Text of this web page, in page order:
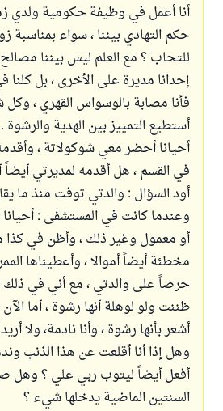
أنا أعمل في وظيفة حكومية ولدي
حكم التهادي بيننا ، سواء بمناسبة
للتحاب ؟ مع العلم ليس بيننا
إحدانا مديرة على الأخرى ، بل
فأنا مصابة بالوسواس القهري ،
أستطيع التمييز بين الهدية والرشوة
أحيانا أحضر معي شوكولاتة ،
في القسم ، هل أقدمه لمديرتي أيضاً
أود السؤال : والدتي توفت منذ ما
وعندما كانت في المستشفى :
أو معمول وغير ذلك ، وأظن في كذا
مخطئة أيضاً أموالا ، وأعطيناها
حرصاً على والدتي ، مع أني في ذلك
ظننت ولو لوهلة أنها رشوة ، أما
أشعر بأنها رشوة ، وأنا نادمة، ولا
وهل إذا أنا أقلعت عن هذا الذنب
أفعل أيضاً ليتوب ربي علي ؟ وهل
السنتين الماضية يدخلها شيء ؟